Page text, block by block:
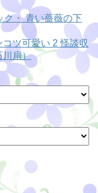
ク・ 青い薔薇の下
ツ可愛い 2 怪談収
川扇）